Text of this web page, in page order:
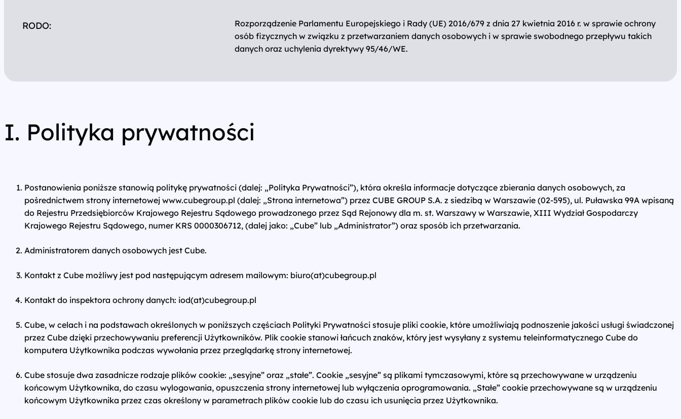
RODO:
Rozporządzenie Parlamentu Europejskiego i Rady (UE) 2016/679 z dnia 27 kwietnia 2016 r. w sprawie ochrony
osób fizycznych w związku z przetwarzaniem danych osobowych i w sprawie swobodnego przepływu takich
danych oraz uchylenia dyrektywy 95/46/WE.
I. Polityka prywatności
Postanowienia poniższe stanowią politykę prywatności (dalej: „Polityka Prywatności”), która określa informacje dotyczące zbierania danych osobowych, za
pośrednictwem strony internetowej www.cubegroup.pl (dalej: „Strona internetowa”) przez CUBE GROUP S.A. z siedzibą w Warszawie (02-595), ul. Puławska 99A wpisaną
do Rejestru Przedsiębiorców Krajowego Rejestru Sądowego prowadzonego przez Sąd Rejonowy dla m. st. Warszawy w Warszawie, XIII Wydział Gospodarczy
Krajowego Rejestru Sądowego, numer KRS 0000306712, (dalej jako: „Cube” lub „Administrator”) oraz sposób ich przetwarzania.
Administratorem danych osobowych jest Cube.
Kontakt z Cube możliwy jest pod następującym adresem mailowym: biuro(at)cubegroup.pl
Kontakt do inspektora ochrony danych: iod(at)cubegroup.pl
Cube, w celach i na podstawach określonych w poniższych częściach Polityki Prywatności stosuje pliki cookie, które umożliwiają podnoszenie jakości usługi świadczonej
przez Cube dzięki przechowywaniu preferencji Użytkowników. Plik cookie stanowi łańcuch znaków, który jest wysyłany z systemu teleinformatycznego Cube do
komputera Użytkownika podczas wywołania przez przeglądarkę strony internetowej.
Cube stosuje dwa zasadnicze rodzaje plików cookie: „sesyjne” oraz „stałe”. Cookie „sesyjne” są plikami tymczasowymi, które są przechowywane w urządzeniu
końcowym Użytkownika, do czasu wylogowania, opuszczenia strony internetowej lub wyłączenia oprogramowania. „Stałe” cookie przechowywane są w urządzeniu
końcowym Użytkownika przez czas określony w parametrach plików cookie lub do czasu ich usunięcia przez Użytkownika.